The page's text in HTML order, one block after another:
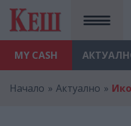
MY CASH
Начало Актуално